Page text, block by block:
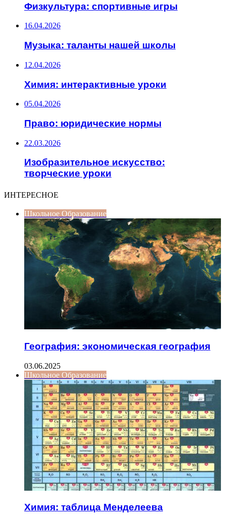
Физкультура: спортивные игры
16.04.2026
Музыка: таланты нашей школы
12.04.2026
Химия: интерактивные уроки
05.04.2026
Право: юридические нормы
22.03.2026
Изобразительное искусство:
творческие уроки
ИНТЕРЕСНОЕ
Школьное Образование
География: экономическая география
03.06.2025
Школьное Образование
Химия: таблица Менделеева